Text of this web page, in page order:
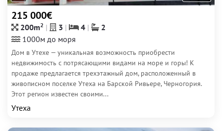
215 000€
200m2 3 4
2
1000м до моря
Дом в Утехе — уникальная возможность приобрести
недвижимость с потрясающими видами на море и горы! К
продаже предлагается трехэтажный дом, расположенный в
живописном поселке Утеха на Барской Ривьере, Черногория.
Этот регион известен своими...
Утеха